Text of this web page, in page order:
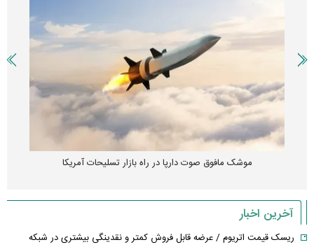
موشک مافوق صوت دارپا در راه بازار تسلیحات آمریکا
آخرین اخبار
ریسک قیمت اتریوم / عرضه قابل فروش کمتر و نقدینگی بیشتری در شبکه